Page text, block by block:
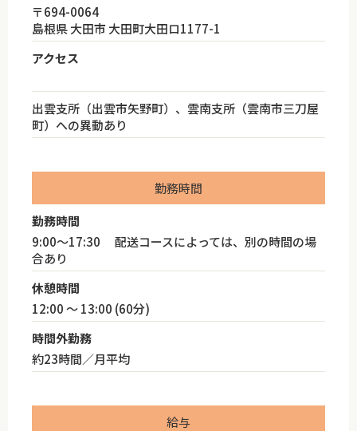
〒694-0064
島根県 大田市 大田町大田ロ1177-1
アクセス
出雲支所（出雲市矢野町）、雲南支所（雲南市三刀屋
町）への異動あり
勤務時間
勤務時間
9:00～17:30 配送コースによっては、別の時間の場
合あり
休憩時間
12:00 ～ 13:00 (60分)
時間外勤務
約23時間／月平均
給与